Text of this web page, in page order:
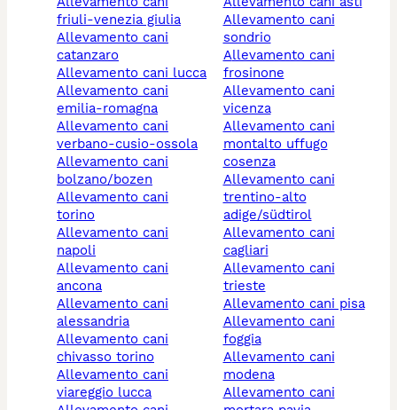
friuli-venezia giulia
allevamento cani
catanzaro
allevamento cani lucca
allevamento cani
emilia-romagna
allevamento cani
verbano-cusio-ossola
allevamento cani
bolzano/bozen
allevamento cani
torino
allevamento cani
napoli
allevamento cani
ancona
allevamento cani
alessandria
allevamento cani
chivasso torino
allevamento cani
viareggio lucca
allevamento cani
sondrio
allevamento cani
frosinone
allevamento cani
vicenza
allevamento cani
montalto uffugo
cosenza
allevamento cani
trentino-alto
adige/südtirol
allevamento cani
cagliari
allevamento cani
trieste
allevamento cani pisa
allevamento cani
foggia
allevamento cani
modena
allevamento cani